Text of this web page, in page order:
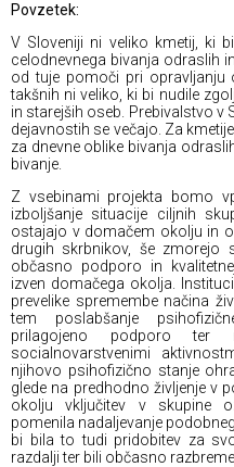
Povzetek:
V Sloveniji ni veliko kmetij, ki
celodnevnega bivanja odraslih
od tuje pomoči pri opravljanju
takšnih ni veliko, ki bi nudile
in starejših oseb. Prebivalstvo v
dejavnostih se večajo. Za
za dnevne oblike bivanja
bivanje.
Z vsebinami projekta bomo
izboljšanje situacije ciljnih
ostajajo v domačem okolju in
drugih skrbnikov, še zmorejo
občasno podporo in
izven domačega okolja.
prevelike spremembe načina
tem poslabšanje
prilagojeno podporo ter
socialnovarstvenimi
njihovo psihofizično stanje
glede na predhodno življenje v
okolju vključitev v skupine
pomenila nadaljevanje
bi bila to tudi pridobitev za
razdalji ter bili občasno